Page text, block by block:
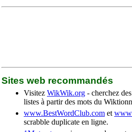
Sites web recommandés
Visitez WikWik.org - cherchez
listes à partir des mots du
www.BestWordClub.com et
scrabble duplicate en ligne.